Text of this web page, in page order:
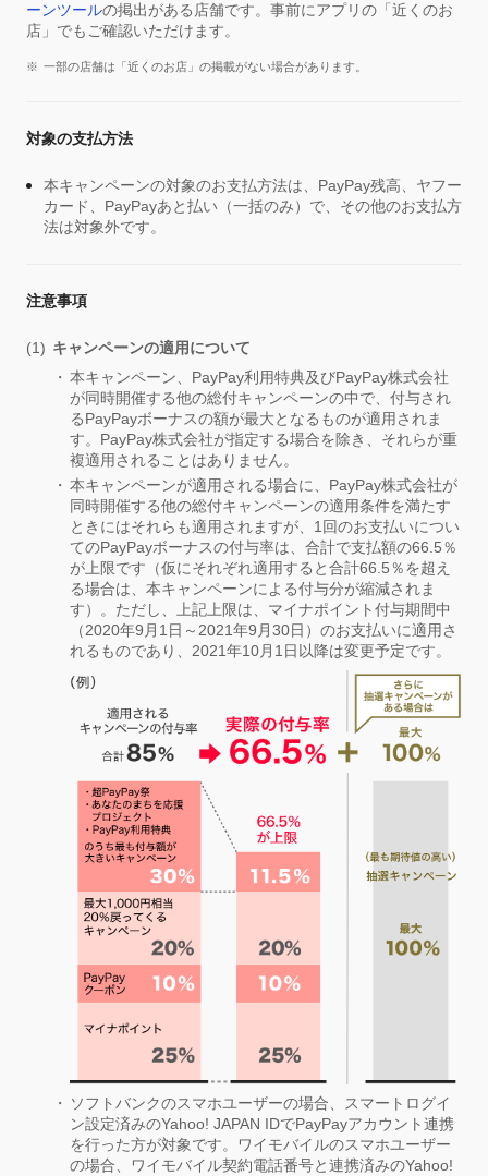
ーンツールの掲出がある店舗です。事前にアプリの「近くのお
店」でもご確認いただけます。
一部の店舗は「近くのお店」の掲載がない場合があります。
対象の支払方法
本キャンペーンの対象のお支払方法は、PayPay残高、ヤフー
カード、PayPayあと払い（一括のみ）で、その他のお支払方
法は対象外です。
注意事項
キャンペーンの適用について
本キャンペーン、PayPay利用特典及びPayPay株式会社
が同時開催する他の総付キャンペーンの中で、付与され
るPayPayボーナスの額が最大となるものが適用されま
す。PayPay株式会社が指定する場合を除き、それらが重
複適用されることはありません。
本キャンペーンが適用される場合に、PayPay株式会社が
同時開催する他の総付キャンペーンの適用条件を満たす
ときにはそれらも適用されますが、1回のお支払いについ
てのPayPayボーナスの付与率は、合計で支払額の66.5％
が上限です（仮にそれぞれ適用すると合計66.5％を超え
る場合は、本キャンペーンによる付与分が縮減されま
す）。ただし、上記上限は、マイナポイント付与期間中
（2020年9月1日～2021年9月30日）のお支払いに適用さ
れるものであり、2021年10月1日以降は変更予定です。
ソフトバンクのスマホユーザーの場合、スマートログイ
ン設定済みのYahoo! JAPAN IDでPayPayアカウント連携
を行った方が対象です。ワイモバイルのスマホユーザー
の場合、ワイモバイル契約電話番号と連携済みのYahoo!